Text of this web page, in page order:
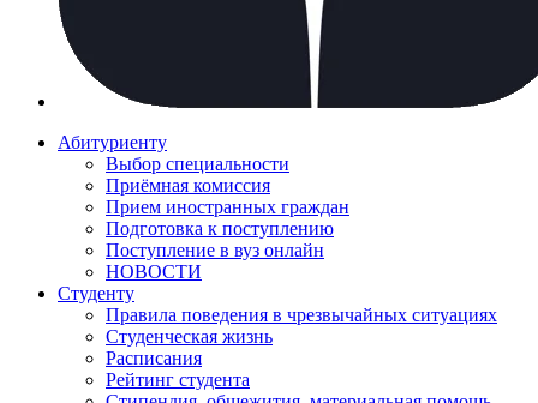
Абитуриенту
Выбор специальности
Приёмная комиссия
Прием иностранных граждан
Подготовка к поступлению
Поступление в вуз онлайн
НОВОСТИ
Студенту
Правила поведения в чрезвычайных ситуациях
Студенческая жизнь
Расписания
Рейтинг студента